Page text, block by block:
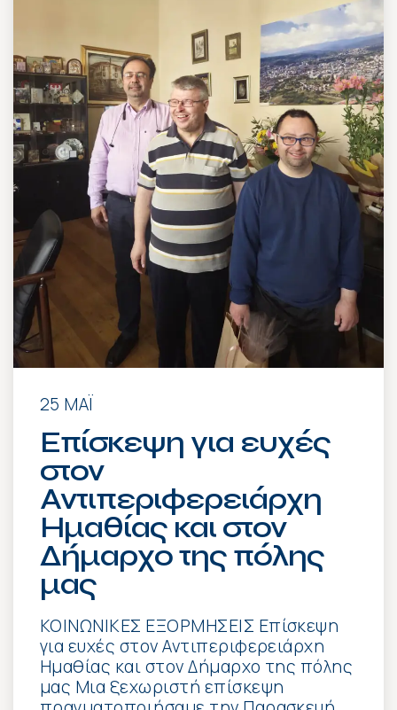
25 ΜΆΙ
Επίσκεψη για ευχές
στον
Αντιπεριφερειάρχη
Ημαθίας και στον
Δήμαρχο της πόλης
μας
ΚΟΙΝΩΝΙΚΕΣ ΕΞΟΡΜΗΣΕΙΣ Επίσκεψη
για ευχές στον Αντιπεριφερειάρχη
Ημαθίας και στον Δήμαρχο της πόλης
μας Μια ξεχωριστή επίσκεψη